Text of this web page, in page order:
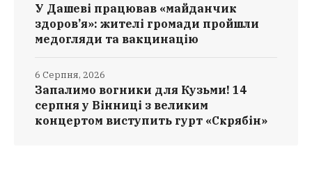
У Дашеві працював «майданчик
здоров’я»: жителі громади пройшли
медогляди та вакцинацію
Запалимо вогники для Кузьми! 14
серпня у Вінниці з великим
концертом виступить гурт «Скрябін»
6 Серпня, 2026